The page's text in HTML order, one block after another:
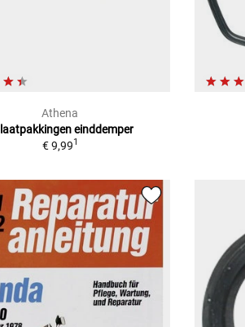
Athena
einddemper
€ 9,991